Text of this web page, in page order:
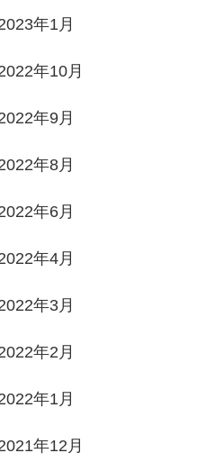
年1月
年10月
年9月
年8月
年6月
年4月
年3月
年2月
年1月
年12月